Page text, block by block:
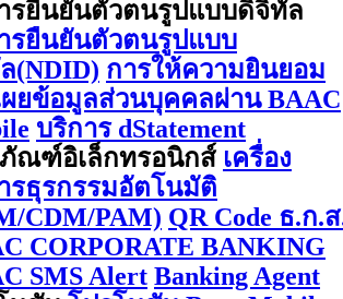
รยืนยันตัวตนรูปแบบดิจิทัล
รยืนยันตัวตนรูปแบบ
(NDID) การให้ความยินยอม
ผยข้อมูลส่วนบุคคลผ่าน BAAC
บริการ dStatement
ณฑ์อิเล็กทรอนิกส์ เครื่อง
รธุรกรรมอัตโนมัติ
CDM/PAM) QR Code ธ.ก.
CORPORATE BANKING
SMS Alert Banking Agent